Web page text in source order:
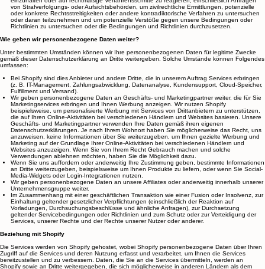
Kundensupport und effektive Services bereitzustellen, zeitnah auf Ihre Anfragen zu
reagieren und unsere Geschäftsbeziehung mit Ihnen aufrechtzuerhalten.
Rechtliche Gründe. Wir verwenden Ihre personenbezogenen Daten, um geltendes Recht
einzuhalten oder auf rechtmäßige Verfahrensschritte zu reagieren, einschließlich Anfragen
von Strafverfolgungs- oder Aufsichtsbehörden, um zivilrechtliche Ermittlungen, potenzielle
oder konkrete Rechtsstreitigkeiten oder andere kontradiktorische Verfahren zu untersuchen
oder daran teilzunehmen und um potenzielle Verstöße gegen unsere Bedingungen oder
Richtlinien zu untersuchen oder die Bedingungen und Richtlinien durchzusetzen.
Wie geben wir personenbezogene Daten weiter?
Unter bestimmten Umständen können wir Ihre personenbezogenen Daten für legitime Zwecke
gemäß dieser Datenschutzerklärung an Dritte weitergeben. Solche Umstände können Folgendes
umfassen:
Bei Shopify sind dies Anbieter und andere Dritte, die in unserem Auftrag Services erbringen
(z. B. IT-Management, Zahlungsabwicklung, Datenanalyse, Kundensupport, Cloud-Speicher,
Fulfillment und Versand).
Wir geben personenbezogene Daten an Geschäfts- und Marketingpartner weiter, die für Sie
Marketingservices erbringen und Ihnen Werbung anzeigen. Wir nutzen Shopify
beispielsweise, um personalisierte Werbung mit Services von Drittanbietern zu unterstützen,
die auf Ihren Online-Aktivitäten bei verschiedenen Händlern und Websites basieren. Unsere
Geschäfts- und Marketingpartner verwenden Ihre Daten gemäß ihren eigenen
Datenschutzerklärungen. Je nach Ihrem Wohnort haben Sie möglicherweise das Recht, uns
anzuweisen, keine Informationen über Sie weiterzugeben, um Ihnen gezielte Werbung und
Marketing auf der Grundlage Ihrer Online-Aktivitäten bei verschiedenen Händlern und
Websites anzuzeigen. Wenn Sie von Ihrem Recht Gebrauch machen und solche
Verwendungen ablehnen möchten, haben Sie die Möglichkeit dazu.
Wenn Sie uns auffordern oder anderweitig Ihre Zustimmung geben, bestimmte Informationen
an Dritte weiterzugeben, beispielsweise um Ihnen Produkte zu liefern, oder wenn Sie Social-
Media-Widgets oder Login-Integrationen nutzen.
Wir geben personenbezogene Daten an unsere Affiliates oder anderweitig innerhalb unserer
Unternehmensgruppe weiter.
Im Zusammenhang mit einer geschäftlichen Transaktion wie einer Fusion oder Insolvenz, zur
Einhaltung geltender gesetzlicher Verpflichtungen (einschließlich der Reaktion auf
Vorladungen, Durchsuchungsbeschlüsse und ähnliche Anfragen), zur Durchsetzung
geltender Servicebedingungen oder Richtlinien und zum Schutz oder zur Verteidigung der
Services, unserer Rechte und der Rechte unserer Nutzer oder anderer.
Beziehung mit Shopify